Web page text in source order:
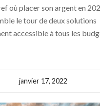
où placer son argent en
le tour de deux solutions
accessible à tous les
janvier 17, 2022